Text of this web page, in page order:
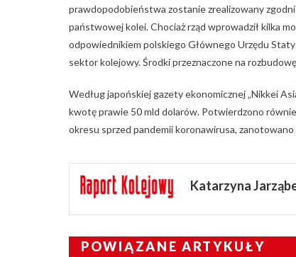
prawdopodobieństwa zostanie zrealizowany
państwowej kolei. Chociaż rząd wprowadził kilka
odpowiednikiem polskiego Głównego Urzędu
sektor kolejowy. Środki przeznaczone na
Według japońskiej gazety ekonomicznej „Nikkei
kwotę prawie 50 mld dolarów. Potwierdzono
okresu sprzed pandemii koronawirusa,
Katarzyna
POWIĄZANE ARTYKUŁY